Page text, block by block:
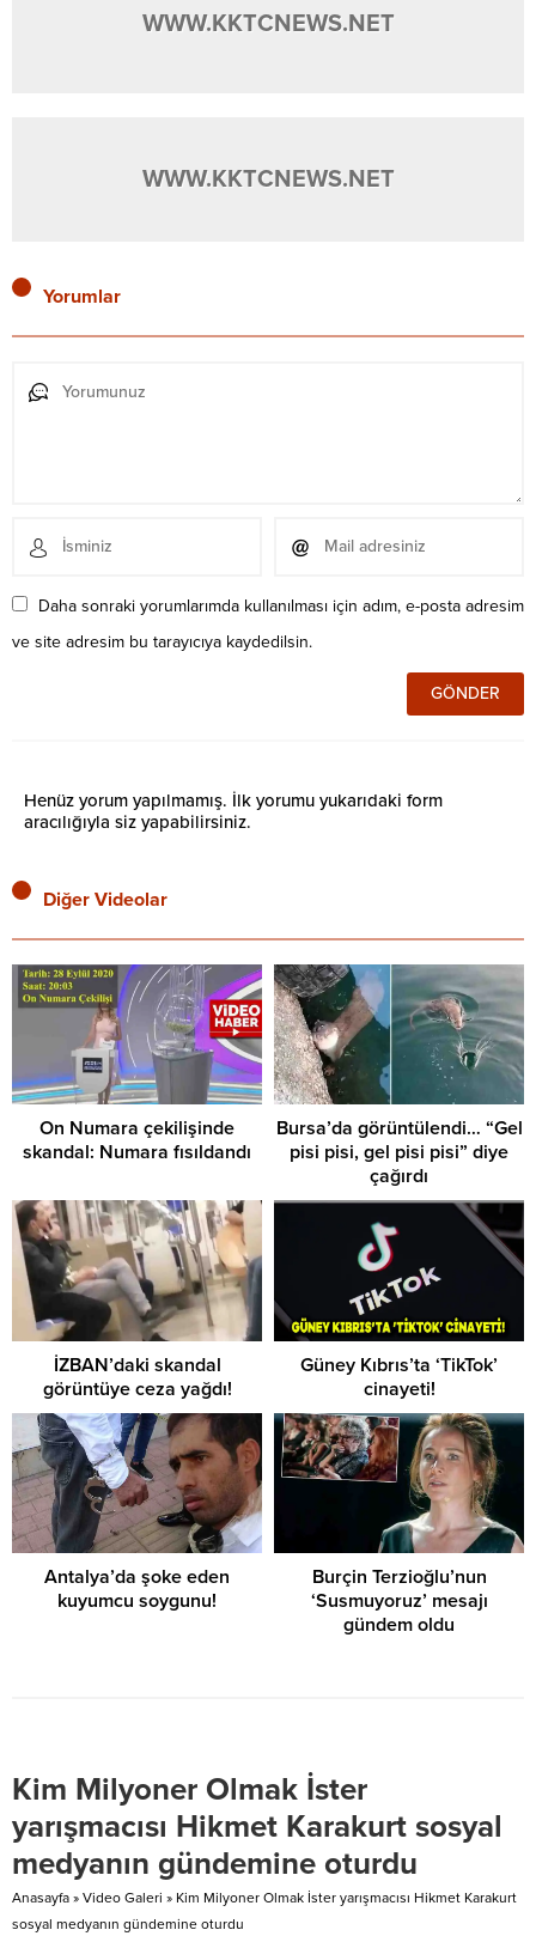
WWW.KKTCNEWS.NET
WWW.KKTCNEWS.NET
Yorumlar
Daha sonraki yorumlarımda kullanılması için adım, e-posta adresim
ve site adresim bu tarayıcıya kaydedilsin.
Henüz yorum yapılmamış. İlk yorumu yukarıdaki form
aracılığıyla siz yapabilirsiniz.
Diğer Videolar
On Numara çekilişinde
skandal: Numara fısıldandı
Bursa’da görüntülendi… “Gel
pisi pisi, gel pisi pisi” diye
çağırdı
İZBAN’daki skandal
görüntüye ceza yağdı!
Güney Kıbrıs’ta ‘TikTok’
cinayeti!
Antalya’da şoke eden
kuyumcu soygunu!
Burçin Terzioğlu’nun
‘Susmuyoruz’ mesajı
gündem oldu
Kim Milyoner Olmak İster
yarışmacısı Hikmet Karakurt sosyal
medyanın gündemine oturdu
Anasayfa » Video Galeri » Kim Milyoner Olmak İster yarışmacısı Hikmet Karakurt
sosyal medyanın gündemine oturdu